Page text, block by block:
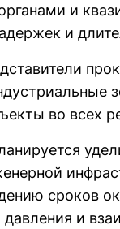
и
и
во всех
сроков
давления и